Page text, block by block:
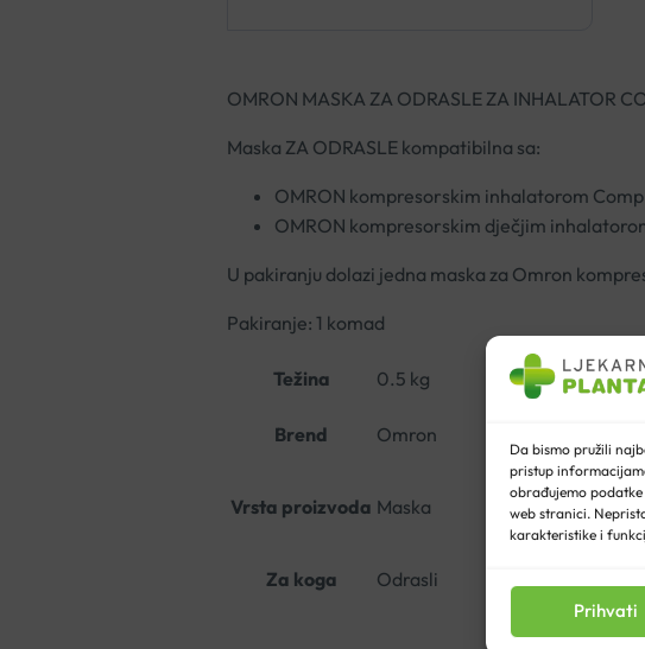
Da bismo pružili
pristup
obrađujemo
web stranici.
karakteristike i
Prihvati
OMRON MASKA ZA ODRASLE ZA INHALATOR
Maska ZA ODRASLE kompatibilna sa:
OMRON kompresorskim inhalatorom
OMRON kompresorskim dječjim
U pakiranju dolazi jedna maska za Omron
Pakiranje: 1 komad
Težina 0.5 kg
Brend Omron
Vrsta proizvoda Maska
Za koga Odrasli